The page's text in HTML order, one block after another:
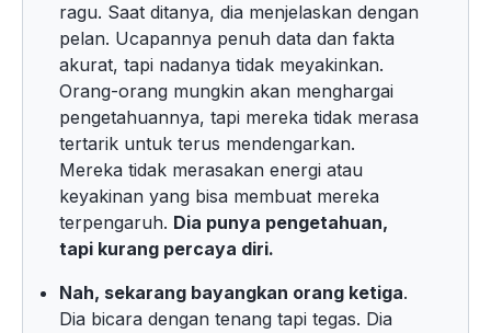
ragu. Saat ditanya, dia menjelaskan dengan
pelan. Ucapannya penuh data dan fakta
akurat, tapi nadanya tidak meyakinkan.
Orang-orang mungkin akan menghargai
pengetahuannya, tapi mereka tidak merasa
tertarik untuk terus mendengarkan.
Mereka tidak merasakan energi atau
keyakinan yang bisa membuat mereka
terpengaruh. Dia punya pengetahuan,
tapi kurang percaya diri.
Nah, sekarang bayangkan orang ketiga.
Dia bicara dengan tenang tapi tegas. Dia